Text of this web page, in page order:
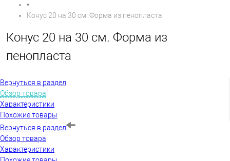
•
Конус 20 на 30 см. Форма из пенопласта
Конус 20 на 30 см. Форма из
пенопласта
Вернуться в раздел
Обзор товара
Характеристики
Похожие товары
Вернуться в раздел
Обзор товара
Характеристики